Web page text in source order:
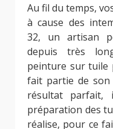
Au fil du temps,
à cause des
32, un artisan
depuis très
peinture sur tuile
fait partie de
résultat parfait,
préparation des
réalise, pour ce